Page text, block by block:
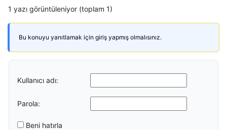
1 yazı görüntüleniyor (toplam 1)
Bu konuyu yanıtlamak için giriş yapmış olmalısınız.
Kullanıcı adı:
Parola:
Beni hatırla